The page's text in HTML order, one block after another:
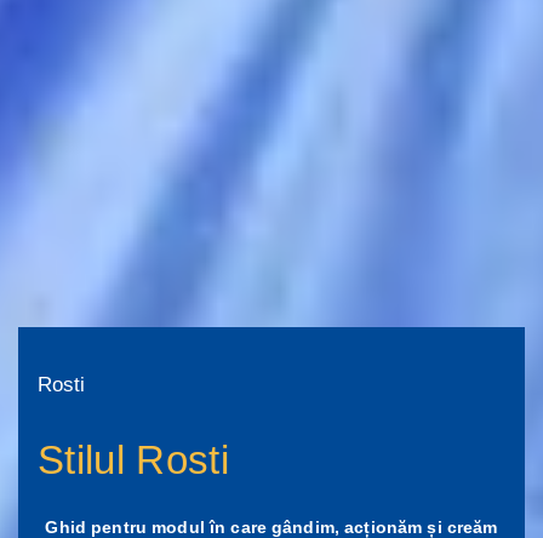
Rosti
Stilul Rosti
Ghid pentru modul în care gândim, acționăm și creăm